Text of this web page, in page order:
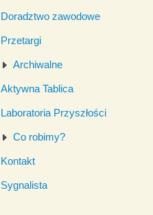
Doradztwo zawodowe
Przetargi
Archiwalne
Aktywna Tablica
Laboratoria Przyszłości
Co robimy?
Kontakt
Sygnalista